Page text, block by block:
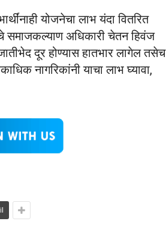
योजनेचा लाभ यंदा वितरित
समाजकल्याण अधिकारी चेतन हिवंज
दूर होण्यास हातभार लागेल तसेच
नागरिकांनी याचा लाभ घ्यावा,